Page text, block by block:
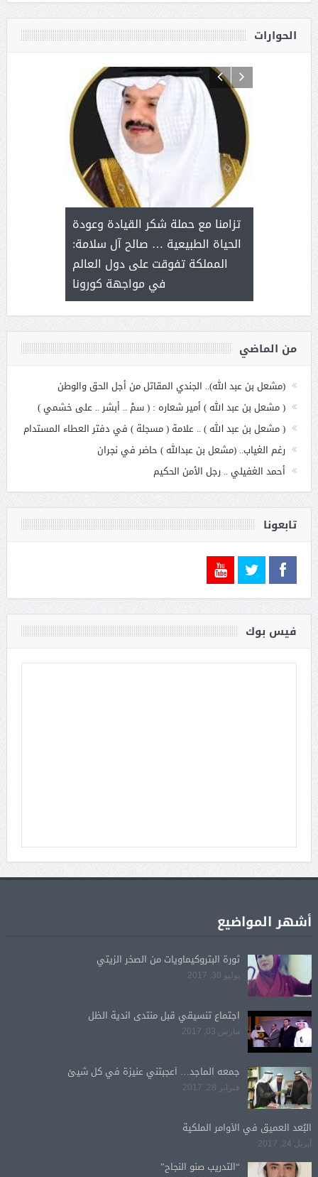
الحوارات
مع
بنت
تزامنا مع حملة شكر القيادة وعودة
الحياة الطبيعية … صالح آل سلامة:
المملكة تفوقت على دول العالم
في مواجهة كورونا
آل شرمه:
على برامج
هي أساس
من الماضي
(مشعل بن عبد الله).. الجندي المقاتل من أجل الحق والوطن
( مشعل بن عبد الله ) أمير شعاره : ( سمْ .. أبشر .. على خشمي )
( مشعل بن عبد الله ) .. علامة ( مسجلة ) في دفتر العطاء المستدام
رغم الغياب.. (مشعل بن عبدالله ) حاضر في نجران
أحمد الغفيلي .. رجل الأمن الحكيم
تابعونا
فيس بوك
أشهر المواضيع
ثورة البتروكيماويات من الصخر الزيتي
يوليو 30, 2017
اجتماع تنسيقي قبل منتدى اندية الظل
مارس 03, 2017
جمعه الماجد… أعجبتني عنيزة في كل شيئ
فبراير 28, 2017
البُعد العميق في الأوامر الملكية
أبريل 24, 2017
“التدريب صنو النجاح”